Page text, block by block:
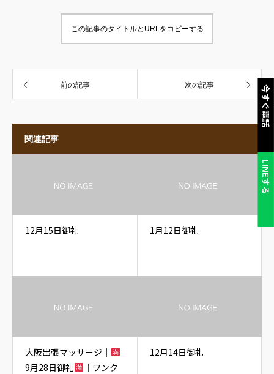
今すぐ電話
LINEする
この記事のタイトルとURLをコピーする
前の記事 次の記事
関連記事
12月15日御礼 1月12日御礼
大阪出張マッサージ｜
9月28日御礼
｜ワンク
12月14日御礼